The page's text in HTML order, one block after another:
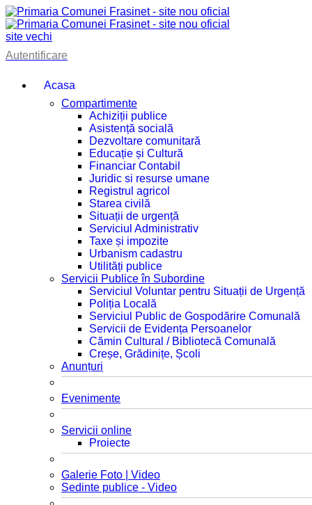
site vechi
Autentificare
Acasa
Compartimente
Achiziții publice
Asistență socială
Dezvoltare comunitară
Educație și Cultură
Financiar Contabil
Juridic si resurse umane
Registrul agricol
Starea civilă
Situații de urgență
Serviciul Administrativ
Taxe și impozite
Urbanism cadastru
Utilități publice
Servicii Publice în Subordine
Serviciul Voluntar pentru Situații de Urgență
Poliția Locală
Serviciul Public de Gospodărire Comunală
Servicii de Evidența Persoanelor
Cămin Cultural / Bibliotecă Comunală
Creșe, Grădinițe, Școli
Anunțuri
Evenimente
Servicii online
Proiecte
Galerie Foto | Video
Sedinte publice - Video